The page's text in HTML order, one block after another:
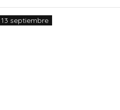
13 septiembre